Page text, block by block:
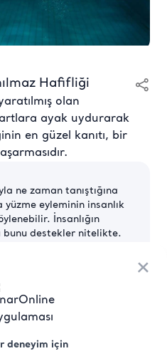
×
deneyim için
Hafifliği
olan
ayak uydurarak
en güzel kanıtı, bir
ne zaman tanıştığına
eyleminin insanlık
İnsanlığın
bunu destekler nitelikte.
ile haşır neşir
Resimlerde
benzeri figürler
ise Uygur Türklerinin